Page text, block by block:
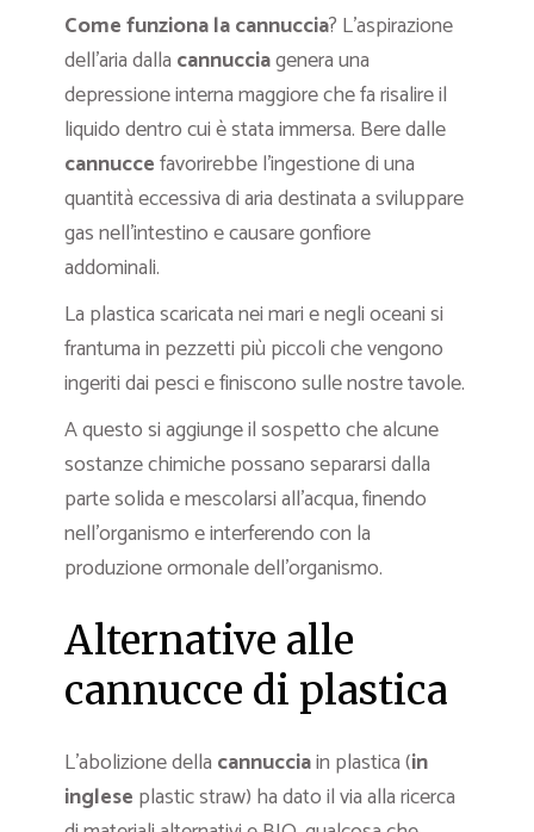
Come funziona la cannuccia? L’aspirazione
dell’aria dalla cannucciagenera una
depressione interna maggiore che fa risalire il
liquido dentro cui è stata immersa. Bere dalle
cannuccefavorirebbe l’ingestione di una
quantità eccessiva di aria destinata a sviluppare
gas nell’intestino e causare gonfiore
addominali.
La plastica scaricata nei mari e negli oceani si
frantuma in pezzetti più piccoli che vengono
ingeriti dai pesci e finiscono sulle nostre tavole.
A questo si aggiunge il sospetto che alcune
sostanze chimiche possano separarsi dalla
parte solida e mescolarsi all’acqua, finendo
nell’organismo e interferendo con la
produzione ormonale dell’organismo.
Alternative alle
cannucce di plastica
L’abolizione della cannucciain plastica (in
inglese plastic straw) ha dato il via alla ricerca